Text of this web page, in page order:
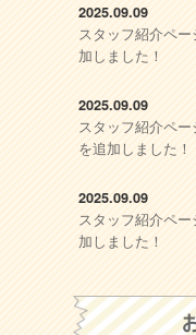
2025.09.09
スタッフ紹介ペ
加しました！
2025.09.09
スタッフ紹介ペー
を追加しました！
2025.09.09
スタッフ紹介ペ
加しました！